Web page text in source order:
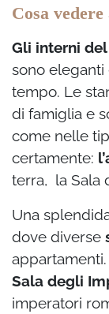
Cosa
Gli interni
sono
tempo. Le
di famiglia e
come nelle
certamente:
terra, la Sala
Una
dove diverse
appartamenti.
Sala degli
imperatori